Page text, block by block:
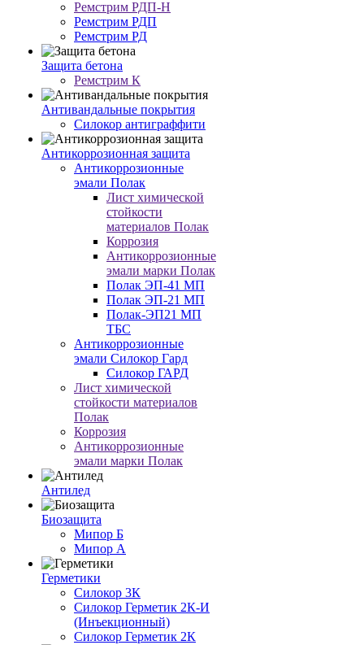
Ремстрим РДП-Н
Ремстрим РДП
Ремстрим РД
Защита бетона
Ремстрим К
Антивандальные покрытия
Cилокор антиграффити
Антикоррозионная защита
Антикоррозионные
эмали Полак
Лист химической
стойкости
материалов Полак
Коррозия
Антикоррозионные
эмали марки Полак
Полак ЭП-41 МП
Полак ЭП-21 МП
Полак-ЭП21 МП
ТБС
Антикоррозионные
эмали Силокор Гард
Силокор ГАРД
Лист химической
стойкости материалов
Полак
Коррозия
Антикоррозионные
эмали марки Полак
Антилед
Биозащита
Мипор Б
Мипор А
Герметики
Силокор 3К
Силокор Герметик 2К-И
(Инъекционный)
Силокор Герметик 2К